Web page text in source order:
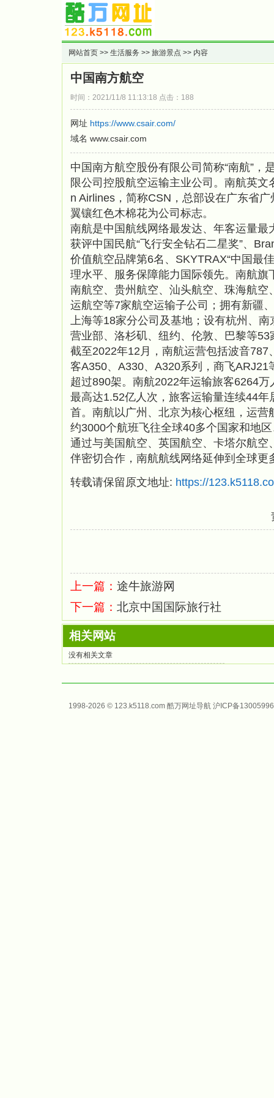
网站首页 >> 生活服务 >> 旅游景点 >> 内容
中国南方航空
时间：2021/11/8 11:13:18 点击：188
网址 https://www.csair.com/
域名 www.csair.com
中国南方航空股份有限公司简称“南航”，
限公司控股航空运输主业公司。南航英文
n Airlines，简称CSN，总部设在广东省
翼镶红色木棉花为公司标志。
南航是中国航线网络最发达、年客运量最
获评中国民航“飞行安全钻石二星奖”、
价值航空品牌第6名、SKYTRAX“中国最
理水平、服务保障能力国际领先。南航旗
南航空、贵州航空、汕头航空、珠海航空
运航空等7家航空运输子公司；拥有新疆
上海等18家分公司及基地；设有杭州、
营业部、洛杉矶、纽约、伦敦、巴黎等53
截至2022年12月，南航运营包括波音787
客A350、A330、A320系列，商飞ARJ21
超过890架。南航2022年运输旅客6264
最高达1.52亿人次，旅客运输量连续44年
首。南航以广州、北京为核心枢纽，运营
约3000个航班飞往全球40多个国家和地
通过与美国航空、英国航空、卡塔尔航空
伴密切合作，南航航线网络延伸到全球更
转载请保留原文地址: https://
上一篇：途牛旅游网
下一篇：北京中国国际旅行社
相关网站
没有相关文章
1998-2026 © 123.k5118.com 酷万网址导航 沪ICP备